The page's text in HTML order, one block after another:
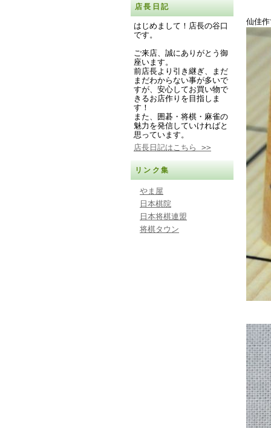
店長日記
はじめまして！店長の谷口
です。
ご来店、誠にありがとう御
座います。
前店長より引き継ぎ、まだ
まだわからない事が多いで
すが、安心してお買い物で
きるお店作りを目指しま
す！
また、囲碁・将棋・麻雀の
魅力を発信していければと
思っています。
店長日記はこちら >>
リンク集
やま屋
日本棋院
日本将棋連盟
将棋タウン
仙佳